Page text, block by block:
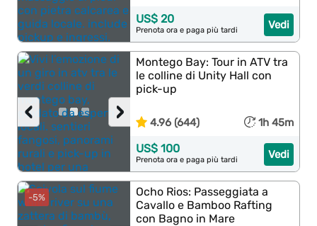
Vedi
US$ 20
Prenota ora e paga più tardi
›
‹
Montego Bay: Tour in ATV tra
le colline di Unity Hall con
pick-up
4.96 (644) 1h 45m
Vedi
US$ 100
Prenota ora e paga più tardi
-5%
Ocho Rios: Passeggiata a
Cavallo e Bamboo Rafting
con Bagno in Mare